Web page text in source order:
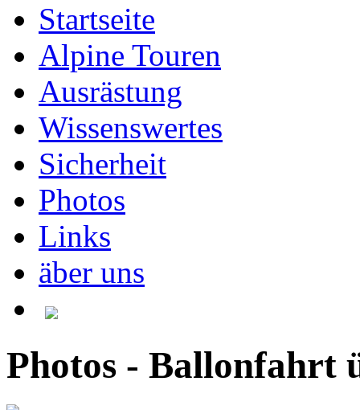
Startseite
Alpine Touren
Ausrästung
Wissenswertes
Sicherheit
Photos
Links
äber uns
Photos - Ballonfahrt